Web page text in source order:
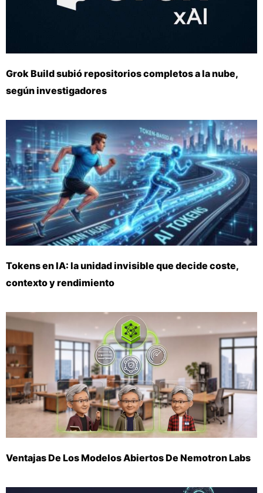
Grok Build subió repositorios completos a la nube,
según investigadores
Tokens en IA: la unidad invisible que decide coste,
contexto y rendimiento
Ventajas De Los Modelos Abiertos De Nemotron Labs